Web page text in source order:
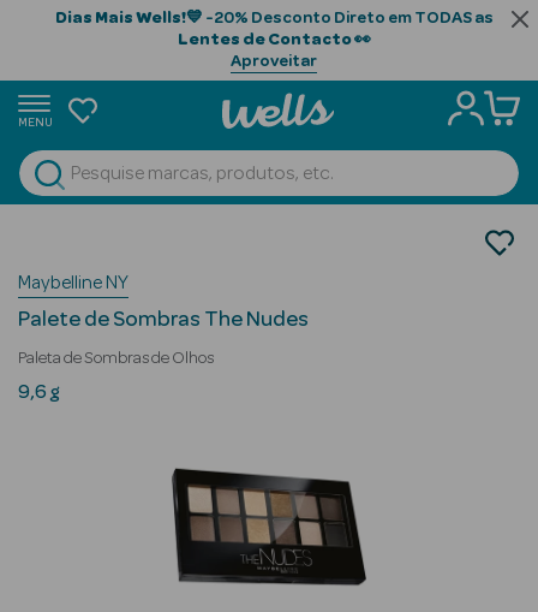
Dias Mais Wells!💙 -20% Desconto Direto em TODAS as
Lentes de Contacto👀
Aproveitar
MENU
Ver Tudo
Beauty Season
Cabelo
Beauty Season
Beauty Season
Beauty Season
Paleta de Sombras
Maybelline NY
Palete de Sombras The Nudes
Paleta de Sombras de Olhos
9,6 g